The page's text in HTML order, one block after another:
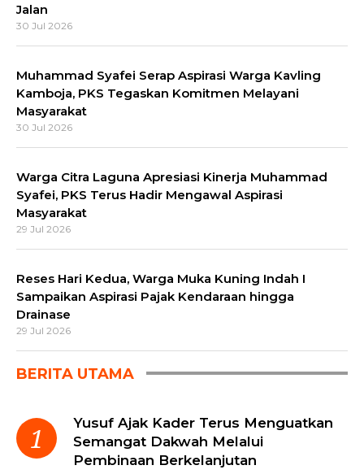
Jalan
30 Jul 2026
Muhammad Syafei Serap Aspirasi Warga Kavling
Kamboja, PKS Tegaskan Komitmen Melayani
Masyarakat
30 Jul 2026
Warga Citra Laguna Apresiasi Kinerja Muhammad
Syafei, PKS Terus Hadir Mengawal Aspirasi
Masyarakat
29 Jul 2026
Reses Hari Kedua, Warga Muka Kuning Indah I
Sampaikan Aspirasi Pajak Kendaraan hingga
Drainase
29 Jul 2026
BERITA UTAMA
Yusuf Ajak Kader Terus Menguatkan
Semangat Dakwah Melalui
Pembinaan Berkelanjutan